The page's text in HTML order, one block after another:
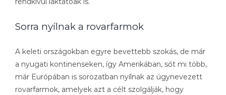
Sorra nyílnak a rovarfarmok
A keleti országokban egyre bevettebb szokás, de már
a nyugati kontinenseken, így Amerikában, sőt mi több,
már Európában is sorozatban nyílnak az úgynevezett
rovarfarmok, amelyek azt a célt szolgálják, hogy